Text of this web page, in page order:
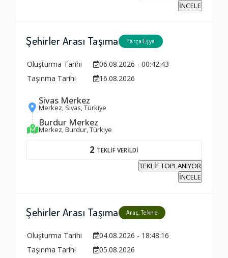
İNCELE
Şehirler Arası Taşıma Parça Eşya
Oluşturma Tarihi
06.08.2026 - 00:42:43
Taşınma Tarihi
16.08.2026
Sivas Merkez
Merkez, Sivas, Türkiye
Burdur Merkez
Merkez, Burdur, Türkiye
2 TEKLİF VERİLDİ
TEKLİF TOPLANIYOR
İNCELE
Şehirler Arası Taşıma Araç, Tekne
Oluşturma Tarihi
04.08.2026 - 18:48:16
Taşınma Tarihi
05.08.2026